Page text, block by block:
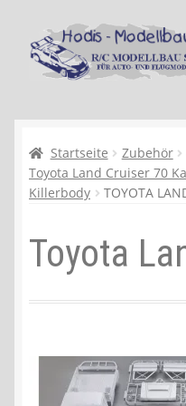
Zur
Navigation
springen
Zum
Inhalt
springen
Kasse
Mein Konto
Recycling,
Shop
Ablauf einer Bestellung
Startseite Zubehör
Toyota Land Cruiser 70
Killerbody
TOYOTA
Toyota